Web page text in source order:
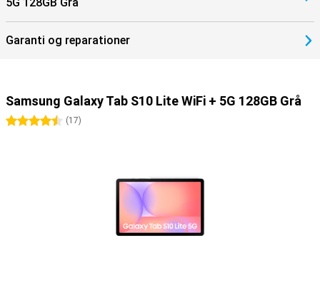
Garanti og reparationer
Samsung Galaxy Tab S10 Lite WiFi + 5G 128GB Grå
4.5 stjerner
(17)